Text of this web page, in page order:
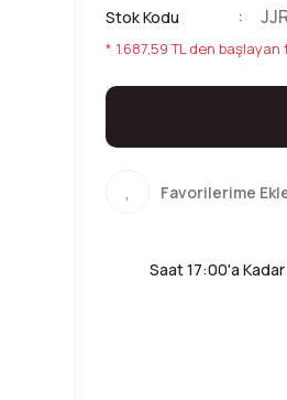
Stok Kodu
* 1.687,59 TL den
Saat 17:00'a